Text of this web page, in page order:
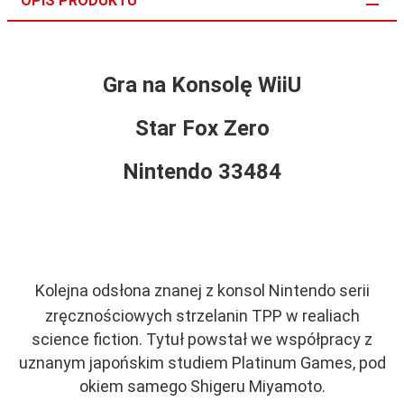
Gra na Konsolę WiiU
Star Fox Zero
Nintendo 33484
Kolejna odsłona znanej z konsol Nintendo serii
zręcznościowych strzelanin TPP w realiach
science fiction. Tytuł powstał we współpracy z
uznanym japońskim studiem Platinum Games, pod
okiem samego Shigeru Miyamoto.